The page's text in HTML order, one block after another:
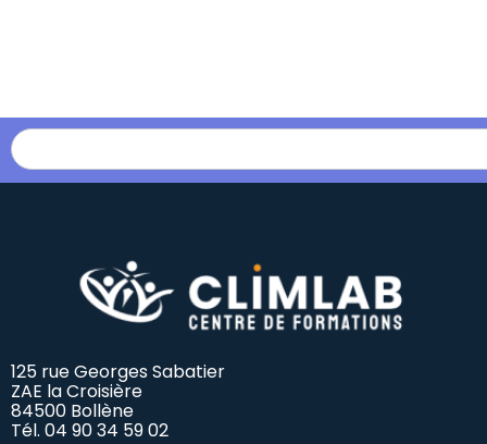
125 rue Georges Sabatier
ZAE la Croisière
84500 Bollène
Tél. 04 90 34 59 02